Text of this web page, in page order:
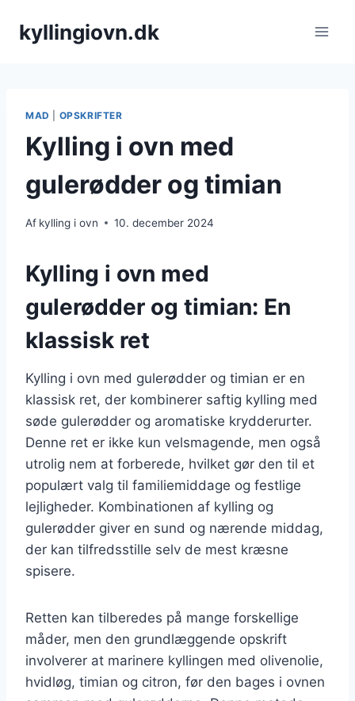
kyllingiovn.dk
MAD OPSKRIFTER
Kylling i ovn med
gulerødder og timian
Af kylling i ovn 10. december 2024
Kylling i ovn med
gulerødder og timian: En
klassisk ret
Kylling i ovn med gulerødder og timian er en
klassisk ret, der kombinerer saftig kylling med
søde gulerødder og aromatiske krydderurter.
Denne ret er ikke kun velsmagende, men også
utrolig nem at forberede, hvilket gør den til et
populært valg til familiemiddage og festlige
lejligheder. Kombinationen af kylling og
gulerødder giver en sund og nærende middag,
der kan tilfredsstille selv de mest kræsne
spisere.
Retten kan tilberedes på mange forskellige
måder, men den grundlæggende opskrift
involverer at marinere kyllingen med olivenolie,
hvidløg, timian og citron, før den bages i ovnen